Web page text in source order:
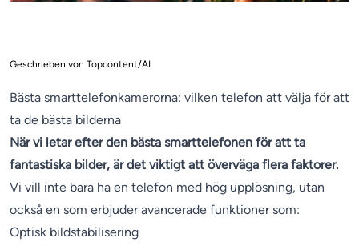
Geschrieben von Topcontent/AI
Bästa smarttelefonkamerorna: vilken telefon att välja för att
ta de bästa bilderna
När vi letar efter den bästa smarttelefonen för att ta
fantastiska bilder, är det viktigt att överväga flera faktorer.
Vi vill inte bara ha en telefon med hög upplösning, utan
också en som erbjuder avancerade funktioner som:
Optisk bildstabilisering